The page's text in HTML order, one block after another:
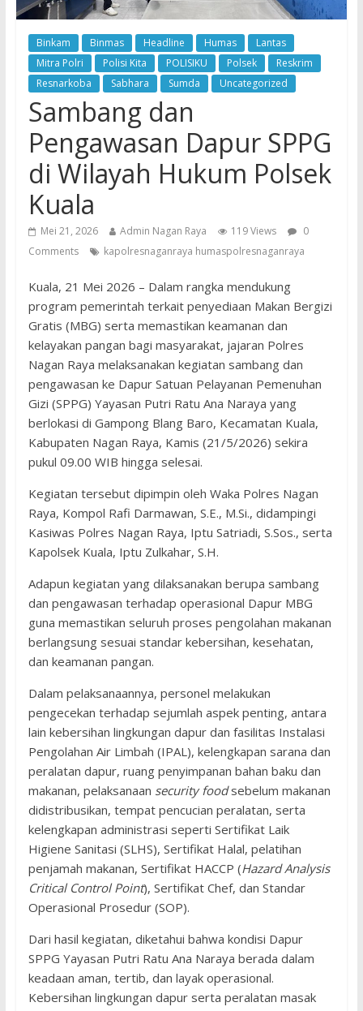
Binkam Binmas Headline Humas
Lantas
Mitra Polri
Polisi Kita POLISIKU Polsek
Reskrim
Resnarkoba
Sabhara Sumda Uncategorized
Sambang dan
Pengawasan Dapur SPPG
di Wilayah Hukum Polsek
Kuala
Mei 21, 2026 Admin Nagan Raya 119 Views
0
Comments
kapolresnaganraya humaspolresnaganraya
Kuala, 21 Mei 2026 – Dalam rangka mendukung
program pemerintah terkait penyediaan Makan Bergizi
Gratis (MBG) serta memastikan keamanan dan
kelayakan pangan bagi masyarakat, jajaran Polres
Nagan Raya melaksanakan kegiatan sambang dan
pengawasan ke Dapur Satuan Pelayanan Pemenuhan
Gizi (SPPG) Yayasan Putri Ratu Ana Naraya yang
berlokasi di Gampong Blang Baro, Kecamatan Kuala,
Kabupaten Nagan Raya, Kamis (21/5/2026) sekira
pukul 09.00 WIB hingga selesai.
Kegiatan tersebut dipimpin oleh Waka Polres Nagan
Raya, Kompol Rafi Darmawan, S.E., M.Si., didampingi
Kasiwas Polres Nagan Raya, Iptu Satriadi, S.Sos., serta
Kapolsek Kuala, Iptu Zulkahar, S.H.
Adapun kegiatan yang dilaksanakan berupa sambang
dan pengawasan terhadap operasional Dapur MBG
guna memastikan seluruh proses pengolahan makanan
berlangsung sesuai standar kebersihan, kesehatan,
dan keamanan pangan.
Dalam pelaksanaannya, personel melakukan
pengecekan terhadap sejumlah aspek penting, antara
lain kebersihan lingkungan dapur dan fasilitas Instalasi
Pengolahan Air Limbah (IPAL), kelengkapan sarana dan
peralatan dapur, ruang penyimpanan bahan baku dan
makanan, pelaksanaan security foodsebelum makanan
didistribusikan, tempat pencucian peralatan, serta
kelengkapan administrasi seperti Sertifikat Laik
Higiene Sanitasi (SLHS), Sertifikat Halal, pelatihan
penjamah makanan, Sertifikat HACCP (Hazard Analysis
Critical Control Point), Sertifikat Chef, dan Standar
Operasional Prosedur (SOP).
Dari hasil kegiatan, diketahui bahwa kondisi Dapur
SPPG Yayasan Putri Ratu Ana Naraya berada dalam
keadaan aman, tertib, dan layak operasional.
Kebersihan lingkungan dapur serta peralatan masak